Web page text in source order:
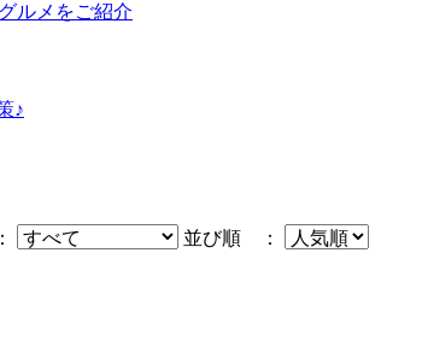
ルメをご紹介
♪
並び順 ：